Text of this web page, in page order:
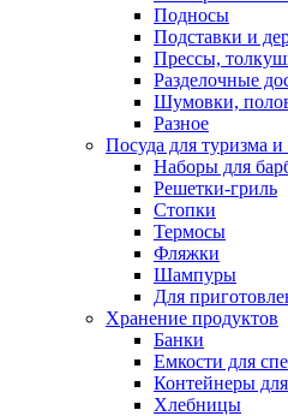
Подносы
Подставки и
Прессы,
Разделочные
Шумовки,
Разное
Посуда для туризма и
Наборы для
Решетки-гриль
Стопки
Термосы
Фляжки
Шампуры
Для
Хранение продуктов
Банки
Емкости для
Контейнеры
Хлебницы